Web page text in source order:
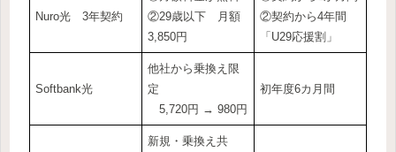
Nuro光 3年契約
②29歳以下 月額
3,850円
②契約から4年間
「U29応援割」
Softbank光
他社から乗換え限
定
5,720円 → 980円
初年度6カ月間
新規・乗換え共